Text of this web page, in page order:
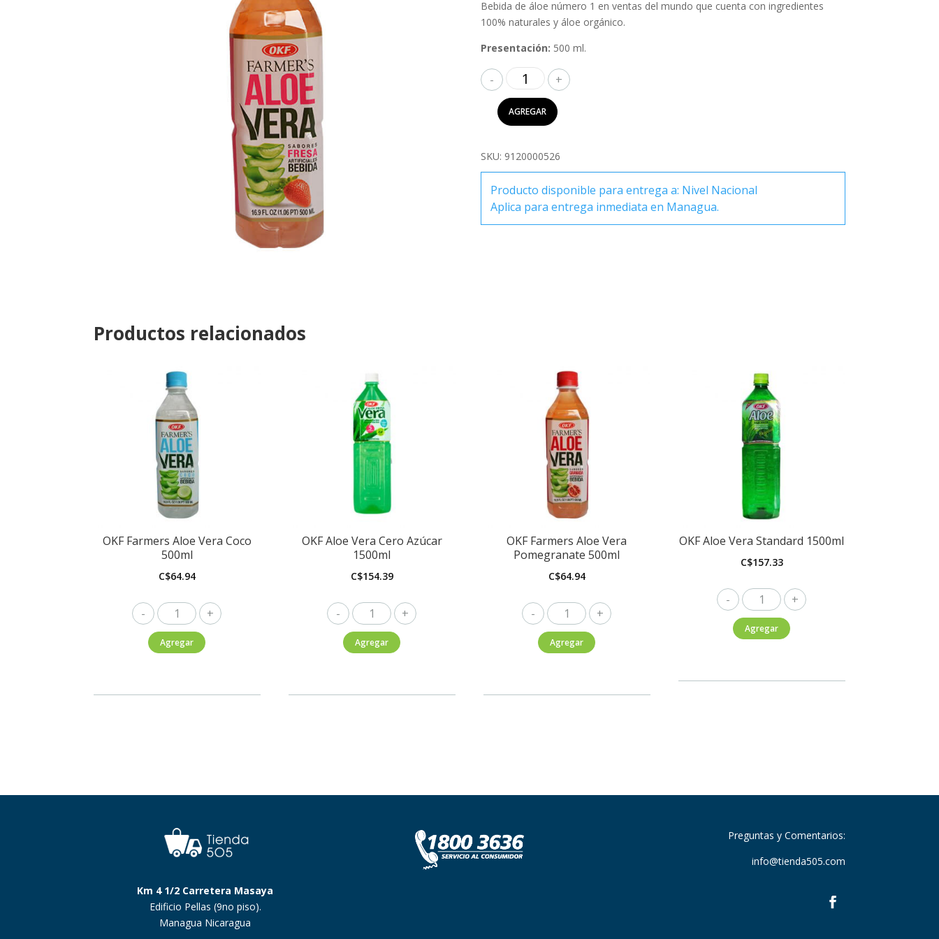
Bebida de áloe número 1 en ventas del mundo que cuenta con ingredientes
100% naturales y áloe orgánico.
Presentación: 500 ml.
OKF
Farmers
Aloe
Vera
500ml
cantidad
AGREGAR
SKU: 9120000526
Producto disponible para entrega a: Nivel Nacional
Aplica para entrega inmediata en Managua.
Productos relacionados
OKF Farmers Aloe Vera Coco
500ml
C$64.94
OKF
Farmers
Aloe
Agregar
OKF Aloe Vera Cero Azúcar
1500ml
C$154.39
OKF
Aloe
Vera
Agregar
OKF Farmers Aloe Vera
Pomegranate 500ml
C$64.94
OKF
Farmers
Aloe
Agregar
OKF Aloe Vera Standard 1500ml
C$157.33
OKF
Aloe
Vera
Agregar
Km 4 1/2 Carretera Masaya
Edificio Pellas (9no piso).
Managua Nicaragua
Preguntas y Comentarios:
info@tienda505.com